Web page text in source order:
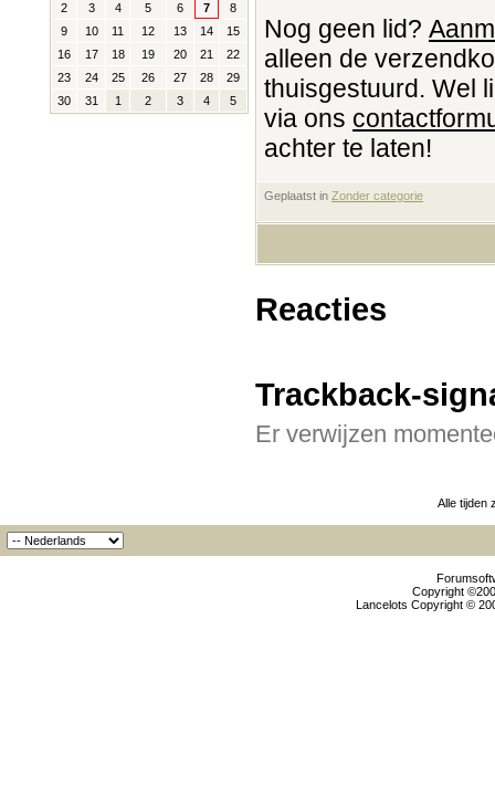
Nog geen lid?
alleen de
thuisgestuurd. Wel
via ons
achter te laten!
Geplaatst in Zonder categorie
Reacties
Trackback-
Er verwijzen
2
3 4 5 6 7
8
9
10 11 12 13 14
15
16
17 18 19 20 21
22
23
24 25 26 27 28
29
30
31 1 2 3 4 5
Alle tijden
Copyright
Lancelots Copyright ©